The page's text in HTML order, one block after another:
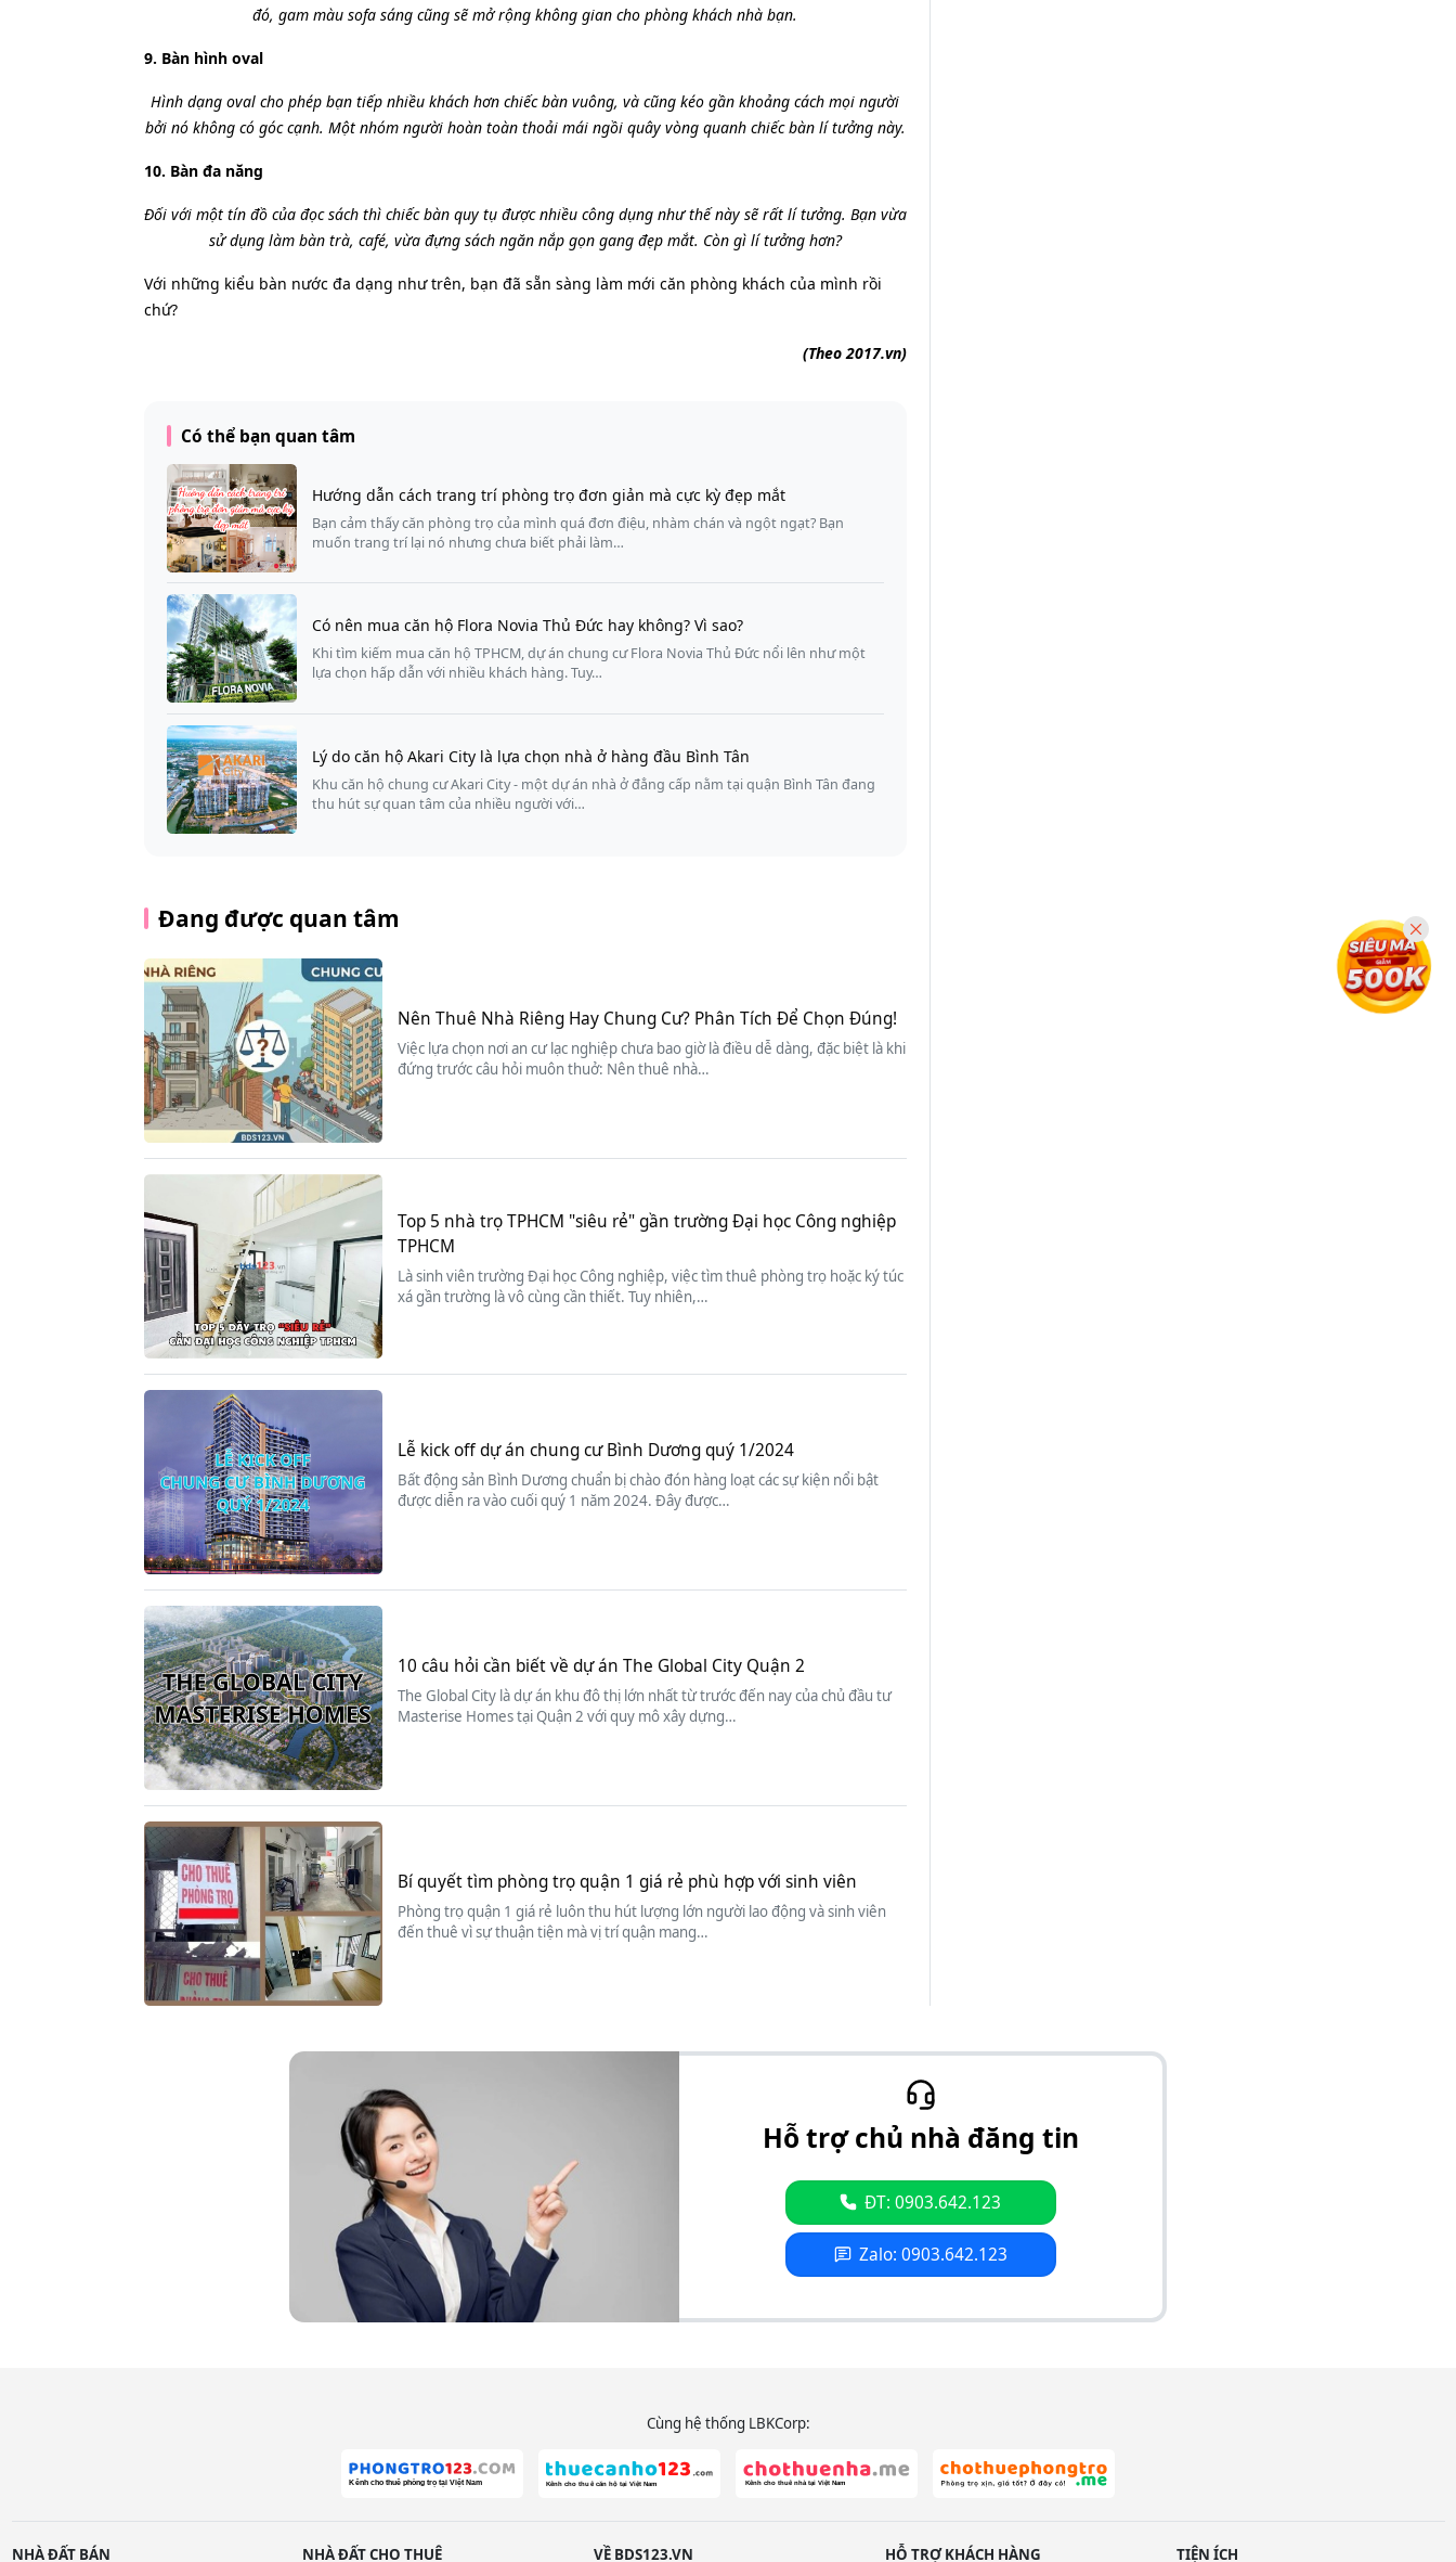
đó, gam màu sofa sáng cũng sẽ mở rộng không gian cho phòng khách nhà bạn.
9. Bàn hình oval
Hình dạng oval cho phép bạn tiếp nhiều khách hơn chiếc bàn vuông, và cũng kéo gần khoảng cách mọi người
bởi nó không có góc cạnh. Một nhóm người hoàn toàn thoải mái ngồi quây vòng quanh chiếc bàn lí tưởng này.
10. Bàn đa năng
Đối với một tín đồ của đọc sách thì chiếc bàn quy tụ được nhiều công dụng như thế này sẽ rất lí tưởng. Bạn vừa
sử dụng làm bàn trà, café, vừa đựng sách ngăn nắp gọn gang đẹp mắt. Còn gì lí tưởng hơn?
Với những kiểu bàn nước đa dạng như trên, bạn đã sẵn sàng làm mới căn phòng khách của mình rồi
chứ?
(Theo 2017.vn)
Có thể bạn quan tâm
Hướng dẫn cách trang trí phòng trọ đơn giản mà cực kỳ đẹp mắt
Bạn cảm thấy căn phòng trọ của mình quá đơn điệu, nhàm chán và ngột ngạt? Bạn
muốn trang trí lại nó nhưng chưa biết phải làm…
Có nên mua căn hộ Flora Novia Thủ Đức hay không? Vì sao?
Khi tìm kiếm mua căn hộ TPHCM, dự án chung cư Flora Novia Thủ Đức nổi lên như một
lựa chọn hấp dẫn với nhiều khách hàng. Tuy…
Lý do căn hộ Akari City là lựa chọn nhà ở hàng đầu Bình Tân
Khu căn hộ chung cư Akari City - một dự án nhà ở đẳng cấp nằm tại quận Bình Tân đang
thu hút sự quan tâm của nhiều người với…
Đang được quan tâm
Nên Thuê Nhà Riêng Hay Chung Cư? Phân Tích Để Chọn Đúng!
Việc lựa chọn nơi an cư lạc nghiệp chưa bao giờ là điều dễ dàng, đặc biệt là khi
đứng trước câu hỏi muôn thuở: Nên thuê nhà…
Top 5 nhà trọ TPHCM "siêu rẻ" gần trường Đại học Công nghiệp
TPHCM
Là sinh viên trường Đại học Công nghiệp, việc tìm thuê phòng trọ hoặc ký túc
xá gần trường là vô cùng cần thiết. Tuy nhiên,…
Lễ kick off dự án chung cư Bình Dương quý 1/2024
Bất động sản Bình Dương chuẩn bị chào đón hàng loạt các sự kiện nổi bật
được diễn ra vào cuối quý 1 năm 2024. Đây được…
10 câu hỏi cần biết về dự án The Global City Quận 2
The Global City là dự án khu đô thị lớn nhất từ trước đến nay của chủ đầu tư
Masterise Homes tại Quận 2 với quy mô xây dựng…
Bí quyết tìm phòng trọ quận 1 giá rẻ phù hợp với sinh viên
Phòng trọ quận 1 giá rẻ luôn thu hút lượng lớn người lao động và sinh viên
đến thuê vì sự thuận tiện mà vị trí quận mang…
Hỗ trợ chủ nhà đăng tin
ĐT: 0903.642.123
Zalo: 0903.642.123
Cùng hệ thống LBKCorp:
NHÀ ĐẤT BÁN NHÀ ĐẤT CHO THUÊ VỀ BDS123.VN HỖ TRỢ KHÁCH HÀNG TIỆN ÍCH